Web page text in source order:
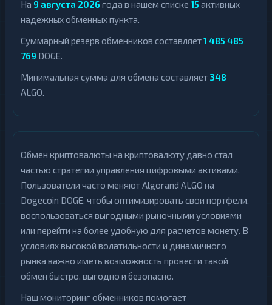
На 9 августа 2026 года в нашем списке 15 активных
надежных обменных пункта.
Суммарный резерв обменников составляет1 485 485
769 DOGE.
Минимальная сумма для обмена составляет 348
ALGO.
Обмен криптовалюты на криптовалюту давно стал
частью стратегии управления цифровыми активами.
Пользователи часто меняют Algorand ALGO на
Dogecoin DOGE, чтобы оптимизировать свои портфели,
воспользоваться выгодными рыночными условиями
или перейти на более удобную для расчетов монету. В
условиях высокой волатильности и динамичного
рынка важно иметь возможность провести такой
обмен быстро, выгодно и безопасно.
Наш мониторинг обменников помогает